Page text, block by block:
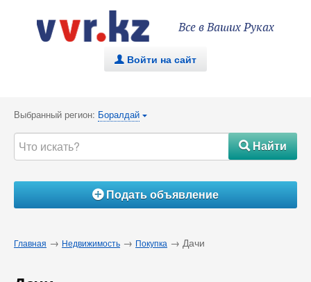
Все в Ваших Руках
. Войти на сайт
Выбранный регион: Боралдай {
#Найти
ÁПодать объявление
Главная → Недвижимость → Покупка → Дачи